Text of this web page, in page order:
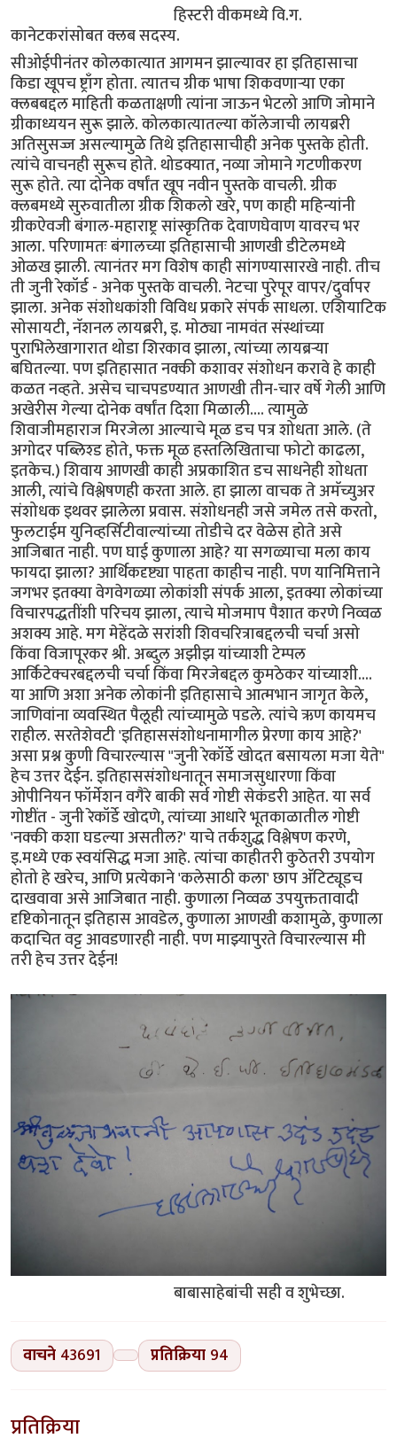
हिस्टरी वीकमध्ये वि.ग.
कानेटकरांसोबत क्लब सदस्य.
सीओईपीनंतर कोलकात्यात आगमन झाल्यावर हा इतिहासाचा
किडा खूपच ष्ट्राँग होता. त्यातच ग्रीक भाषा शिकवणार्‍या एका
क्लबबद्दल माहिती कळताक्षणी त्यांना जाऊन भेटलो आणि जोमाने
ग्रीकाध्ययन सुरू झाले. कोलकात्यातल्या कॉलेजाची लायब्ररी
अतिसुसज्ज असल्यामुळे तिथे इतिहासाचीही अनेक पुस्तके होती.
त्यांचे वाचनही सुरूच होते. थोडक्यात, नव्या जोमाने गटणीकरण
सुरू होते. त्या दोनेक वर्षांत खूप नवीन पुस्तके वाचली. ग्रीक
क्लबमध्ये सुरुवातीला ग्रीक शिकलो खरे, पण काही महिन्यांनी
ग्रीकऐवजी बंगाल-महाराष्ट्र सांस्कृतिक देवाणघेवाण यावरच भर
आला. परिणामतः बंगालच्या इतिहासाची आणखी डीटेलमध्ये
ओळख झाली. त्यानंतर मग विशेष काही सांगण्यासारखे नाही. तीच
ती जुनी रेकॉर्ड - अनेक पुस्तके वाचली. नेटचा पुरेपूर वापर/दुर्वापर
झाला. अनेक संशोधकांशी विविध प्रकारे संपर्क साधला. एशियाटिक
सोसायटी, नॅशनल लायब्ररी, इ. मोठ्या नामवंत संस्थांच्या
पुराभिलेखागारात थोडा शिरकाव झाला, त्यांच्या लायब्रर्‍या
बघितल्या. पण इतिहासात नक्की कशावर संशोधन करावे हे काही
कळत नव्हते. असेच चाचपडण्यात आणखी तीन-चार वर्षे गेली आणि
अखेरीस गेल्या दोनेक वर्षांत दिशा मिळाली.... त्यामुळे
शिवाजीमहाराज मिरजेला आल्याचे मूळ डच पत्र शोधता आले. (ते
अगोदर पब्लिश्ड होते, फक्त मूळ हस्तलिखिताचा फोटो काढला,
इतकेच.) शिवाय आणखी काही अप्रकाशित डच साधनेही शोधता
आली, त्यांचे विश्लेषणही करता आले. हा झाला वाचक ते अमॅच्युअर
संशोधक इथवर झालेला प्रवास. संशोधनही जसे जमेल तसे करतो,
फुलटाईम युनिव्हर्सिटीवाल्यांच्या तोडीचे दर वेळेस होते असे
आजिबात नाही. पण घाई कुणाला आहे? या सगळ्याचा मला काय
फायदा झाला? आर्थिकदृष्ट्या पाहता काहीच नाही. पण यानिमित्ताने
जगभर इतक्या वेगवेगळ्या लोकांशी संपर्क आला, इतक्या लोकांच्या
विचारपद्धतींशी परिचय झाला, त्याचे मोजमाप पैशात करणे निव्वळ
अशक्य आहे. मग मेहेंदळे सरांशी शिवचरित्राबद्दलची चर्चा असो
किंवा विजापूरकर श्री. अब्दुल अझीझ यांच्याशी टेम्पल
आर्किटेक्चरबद्दलची चर्चा किंवा मिरजेबद्दल कुमठेकर यांच्याशी....
या आणि अशा अनेक लोकांनी इतिहासाचे आत्मभान जागृत केले,
जाणिवांना व्यवस्थित पैलूही त्यांच्यामुळे पडले. त्यांचे ऋण कायमच
राहील. सरतेशेवटी 'इतिहाससंशोधनामागील प्रेरणा काय आहे?'
असा प्रश्न कुणी विचारल्यास "जुनी रेकॉर्डे खोदत बसायला मजा येते"
हेच उत्तर देईन. इतिहाससंशोधनातून समाजसुधारणा किंवा
ओपीनियन फॉर्मेशन वगैरे बाकी सर्व गोष्टी सेकंडरी आहेत. या सर्व
गोष्टींत - जुनी रेकॉर्डे खोदणे, त्यांच्या आधारे भूतकाळातील गोष्टी
'नक्की कशा घडल्या असतील?' याचे तर्कशुद्ध विश्लेषण करणे,
इ.मध्ये एक स्वयंसिद्ध मजा आहे. त्यांचा काहीतरी कुठेतरी उपयोग
होतो हे खरेच, आणि प्रत्येकाने 'कलेसाठी कला' छाप अ‍ॅटिट्यूडच
दाखवावा असे आजिबात नाही. कुणाला निव्वळ उपयुक्ततावादी
दृष्टिकोनातून इतिहास आवडेल, कुणाला आणखी कशामुळे, कुणाला
कदाचित वट्ट आवडणारही नाही. पण माझ्यापुरते विचारल्यास मी
तरी हेच उत्तर देईन!
बाबासाहेबांची सही व शुभेच्छा.
वाचने 43691 प्रतिक्रिया 94
प्रतिक्रिया